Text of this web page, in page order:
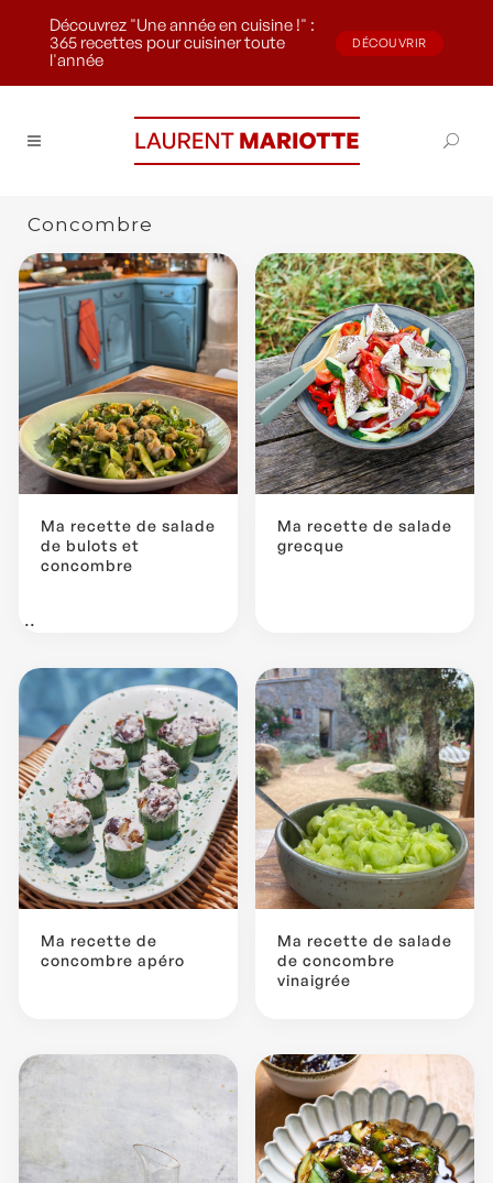
Découvrez "Une année en cuisine !" :
365 recettes pour cuisiner toute
l'année
DÉCOUVRIR
Concombre
Ma recette de salade
de bulots et
concombre
...
Ma recette de salade
grecque
Ma recette de
concombre apéro
Ma recette de salade
de concombre
vinaigrée